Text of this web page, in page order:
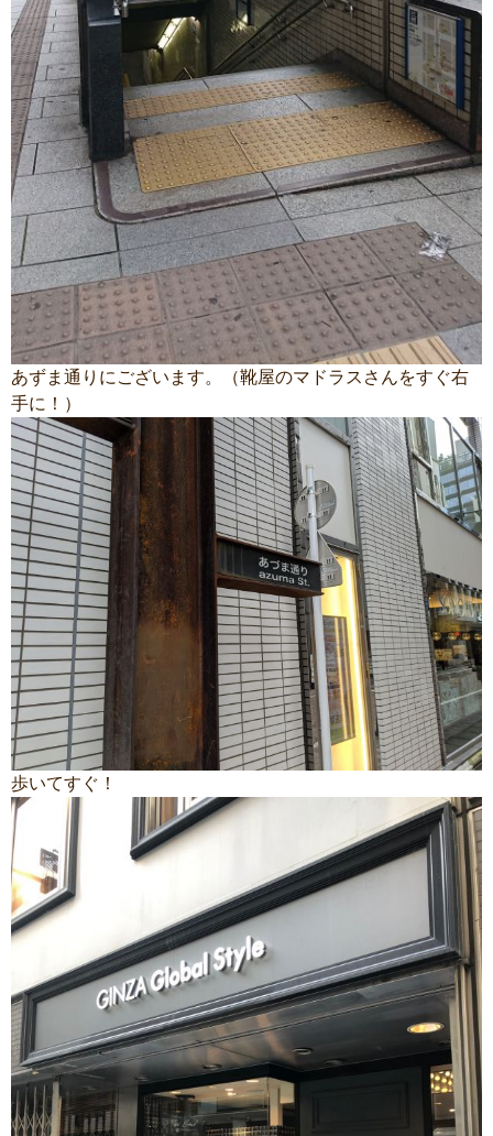
あずま通りにございます。（靴屋のマドラスさんをすぐ右
手に！）
歩いてすぐ！